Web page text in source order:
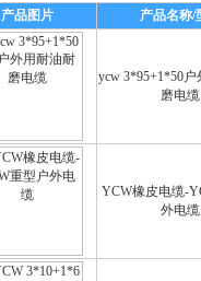
产品图片
产品名称/
ycw 3*95+1*50
磨电缆
YCW橡皮电缆-
外电缆